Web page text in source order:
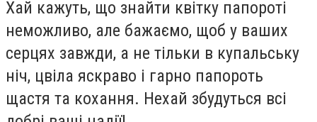
Хай кажуть, що знайти квітку папороті
неможливо, але бажаємо, щоб у ваших
серцях завжди, а не тільки в купальську
ніч, цвіла яскраво і гарно папороть
щастя та кохання. Нехай збудуться всі